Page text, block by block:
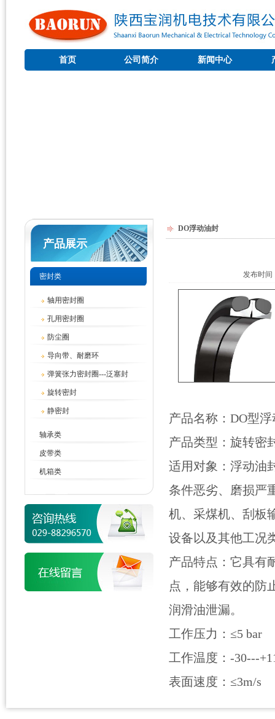
首页 公司简介 新闻中心
产品展示
密封类
轴用密封圈
孔用密封圈
防尘圈
导向带、耐磨环
弹簧张力密封圈---泛塞封
旋转密封
静密封
轴承类
皮带类
机箱类
DO浮动油封
发布时
产品名称：DO
产品类型：旋转密
适用对象：浮动油
条件恶劣、磨损严
机、采煤机、刮板
设备以及其他工况
产品特点：它具有
点，能够有效的防
润滑油泄漏。
工作压力：≤5 bar
工作温度：-30---
表面速度：≤3m/s